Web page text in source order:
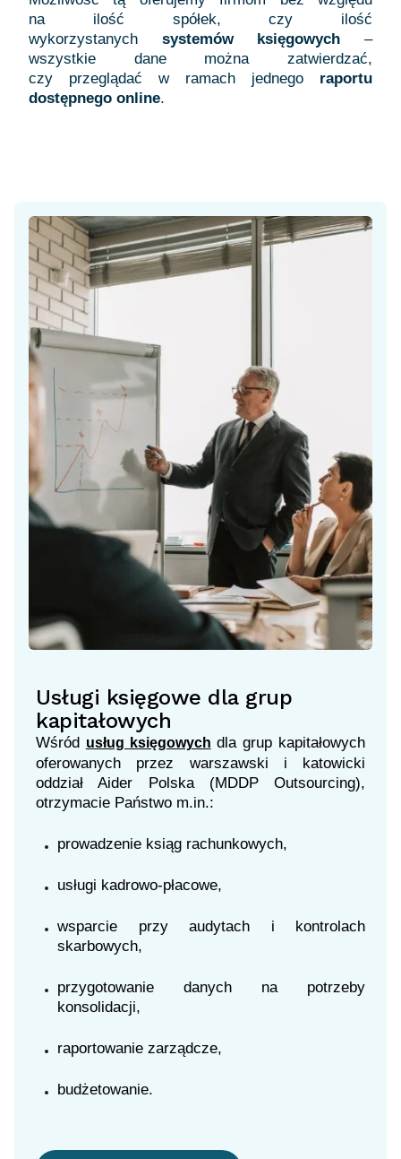
na ilość spółek, czy ilość
wykorzystanych
systemów księgowych
–
wszystkie dane można zatwierdzać,
czy przeglądać w ramach jednego
raportu
dostępnego online.
Usługi księgowe dla grup
kapitałowych
Wśród usług księgowych dla grup kapitałowych
oferowanych przez warszawski i katowicki
oddział Aider Polska (MDDP Outsourcing),
otrzymacie Państwo m.in.:
prowadzenie ksiąg rachunkowych,
usługi kadrowo-płacowe,
wsparcie przy audytach i kontrolach
skarbowych,
przygotowanie danych na potrzeby
konsolidacji,
raportowanie zarządcze,
budżetowanie.